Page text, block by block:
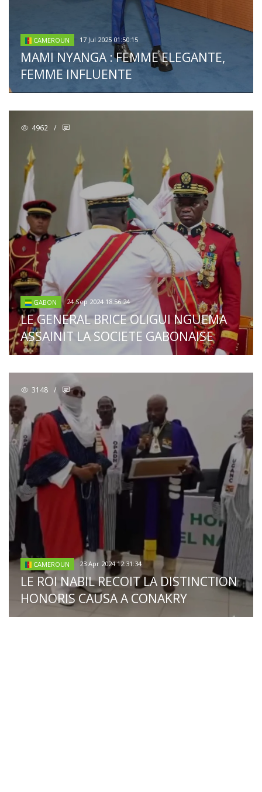
CAMEROUN 17 Jul 2025 01:50:15
MAMI NYANGA : FEMME ELEGANTE,
FEMME INFLUENTE
4962 /
GABON 24 Sep 2024 18:56:24
LE GENERAL BRICE OLIGUI NGUEMA
ASSAINIT LA SOCIETE GABONAISE
3148 /
CAMEROUN 23 Apr 2024 12:31:34
LE ROI NABIL RECOIT LA DISTINCTION
HONORIS CAUSA A CONAKRY